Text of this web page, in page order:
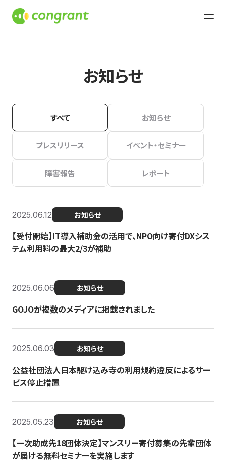
お知らせ
すべて お知らせ
プレスリリース イベント・セミナー
障害報告 レポート
2025.06.12 お知らせ
【受付開始】IT導入補助金の活用で、NPO向け寄付DXシス
テム利用料の最大2/3が補助
2025.06.06 お知らせ
GOJOが複数のメディアに掲載されました
2025.06.03 お知らせ
公益社団法人日本駆け込み寺の利用規約違反によるサー
ビス停止措置
2025.05.23 お知らせ
【一次助成先18団体決定】マンスリー寄付募集の先輩団体
が届ける無料セミナーを実施します